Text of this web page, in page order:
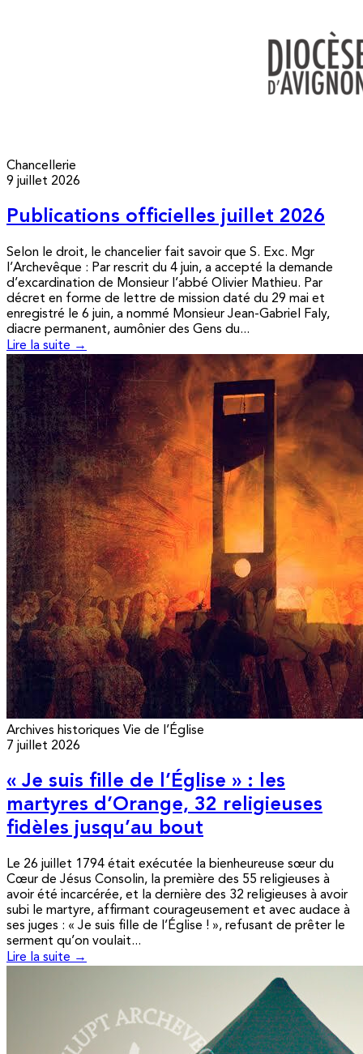
Chancellerie
9 juillet 2026
Publications officielles juillet 2026
Selon le droit, le chancelier fait savoir que S. Exc. Mgr
l’Archevêque : Par rescrit du 4 juin, a accepté la demande
d’excardination de Monsieur l’abbé Olivier Mathieu. Par
décret en forme de lettre de mission daté du 29 mai et
enregistré le 6 juin, a nommé Monsieur Jean-Gabriel Faly,
diacre permanent, aumônier des Gens du...
Lire la suite →
Archives historiques Vie de l’Église
7 juillet 2026
« Je suis fille de l’Église » : les
martyres d’Orange, 32 religieuses
fidèles jusqu’au bout
Le 26 juillet 1794 était exécutée la bienheureuse sœur du
Cœur de Jésus Consolin, la première des 55 religieuses à
avoir été incarcérée, et la dernière des 32 religieuses à avoir
subi le martyre, affirmant courageusement et avec audace à
ses juges : « Je suis fille de l’Église ! », refusant de prêter le
serment qu’on voulait...
Lire la suite →